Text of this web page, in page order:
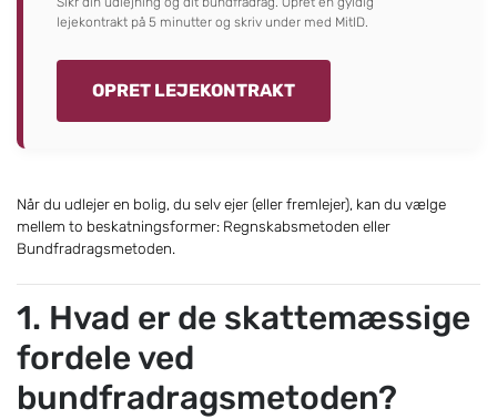
lejekontrakt på 5 minutter og skriv under med MitID.
OPRET LEJEKONTRAKT
Når du udlejer en bolig, du selv ejer (eller fremlejer), kan du vælge
mellem to beskatningsformer: Regnskabsmetoden eller
Bundfradragsmetoden.
1. Hvad er de skattemæssige
fordele ved
bundfradragsmetoden?